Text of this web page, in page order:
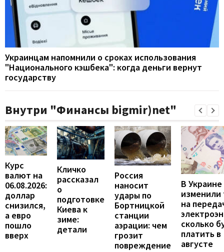
Украинцам напомнили о сроках использования
"Национального кэшбека": когда деньги вернут
государству
Внутри "Финансы bigmir)net"
Курс
валют на
06.08.2026:
доллар
снизился,
а евро
пошло
вверх
Кличко
рассказал
о
подготовке
Киева к
зиме:
детали
Россия
наносит
удары по
Бортницкой
станции
аэрации: чем
грозит
повреждение
В Украине
на
сколько
платить в
августе